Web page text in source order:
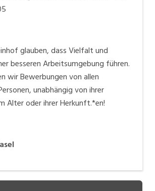
glauben, dass Vielfalt und
besseren Arbeitsumgebung führen.
wir Bewerbungen von allen
unabhängig von ihrer
Alter oder ihrer Herkunft.*en!